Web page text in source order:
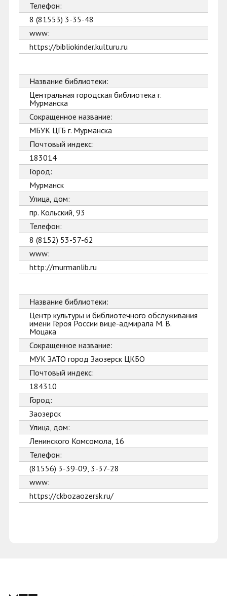
Телефон:
8 (81553) 3-35-48
www:
https://bibliokinder.kulturu.ru
Название библиотеки:
Центральная городская библиотека г.
Мурманска
Сокращенное название:
МБУК ЦГБ г. Мурманска
Почтовый индекс:
183014
Город:
Мурманск
Улица, дом:
пр. Кольский, 93
Телефон:
8 (8152) 53-57-62
www:
http://murmanlib.ru
Название библиотеки:
Центр культуры и библиотечного обслуживания
имени Героя России вице-адмирала М. В.
Моцака
Сокращенное название:
МУК ЗАТО город Заозерск ЦКБО
Почтовый индекс:
184310
Город:
Заозерск
Улица, дом:
Ленинского Комсомола, 16
Телефон:
(81556) 3-39-09, 3-37-28
www:
https://ckbozaozersk.ru/